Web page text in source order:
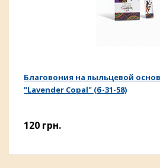
Благовония на пыльцевой
"Lavender Copal" (б-31-58)
120 грн.